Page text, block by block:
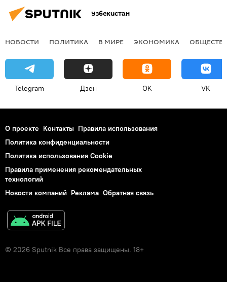
Узбекистан
НОВОСТИ ПОЛИТИКА В МИРЕ ЭКОНОМИКА
Telegram Дзен OK VK
О проекте Контакты Правила использования
Политика конфиденциальности
Политика использования Cookie
Правила применения рекомендательных
технологий
Новости компаний Реклама Обратная связь
© 2026 Sputnik Все права защищены. 18+